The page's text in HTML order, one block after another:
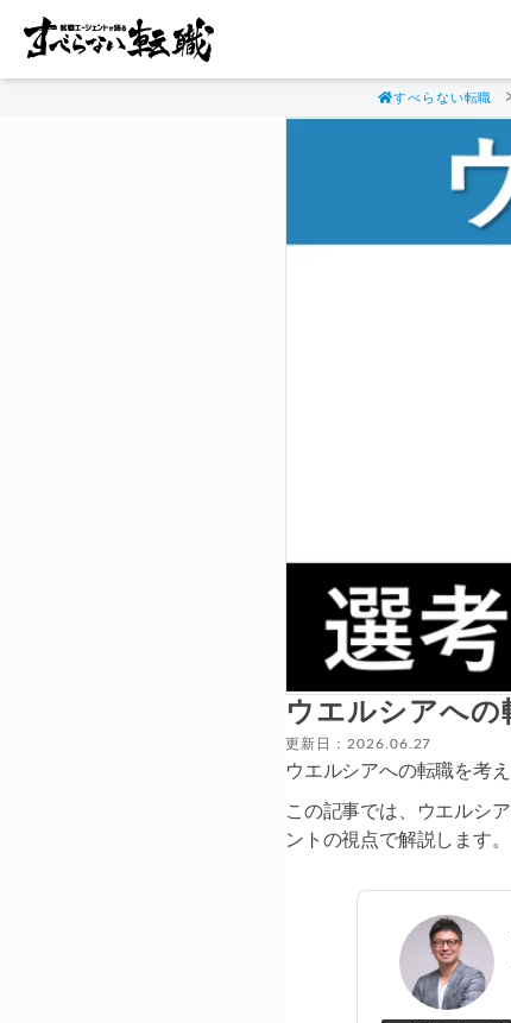
すべらない転職
ウエルシアへの
更新日：2026.06.27
ウエルシアへの転職を考
この記事では、ウエルシ
ントの視点で解説します。